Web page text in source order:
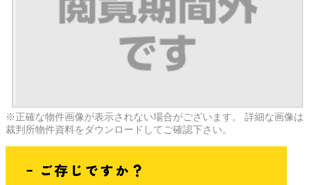
※正確な物件画像が表示されない場合がございます。 詳細な画像は
裁判所物件資料をダウンロードしてご確認下さい。